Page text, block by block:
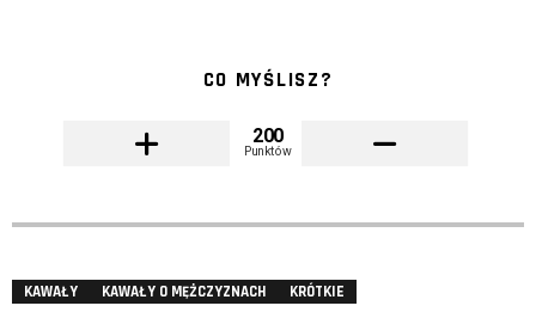
CO MYŚLISZ?
200
Punktów
KAWAŁY KAWAŁY O MĘŻCZYZNACH KRÓTKIE